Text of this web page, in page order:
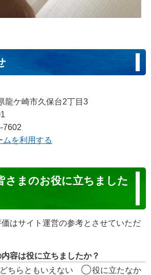
ケ崎市久保台2丁目3
7602
ムを利用する
さまのお役に立ちました
はサイト運営の参考とさせていただ
容は役に立ちましたか？
どちらともいえない
役に立たなか